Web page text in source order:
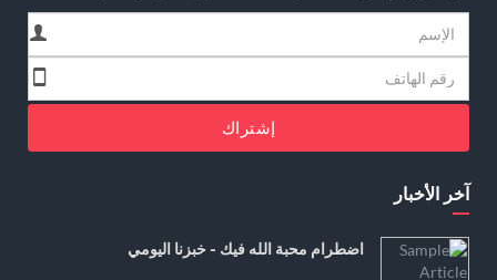
إشتراك
آخر الأخبار
اضطرام محبة الله فيك - خبزنا اليومي